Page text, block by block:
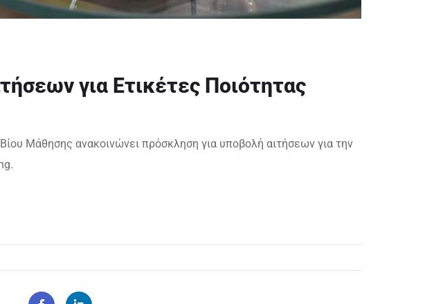
για Ετικέτες Ποιότητας
Μάθησης ανακοινώνει πρόσκληση για υποβολή αιτήσεων για την